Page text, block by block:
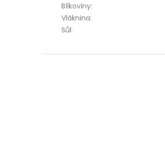
Bílkoviny:
Vláknina:
Sůl: